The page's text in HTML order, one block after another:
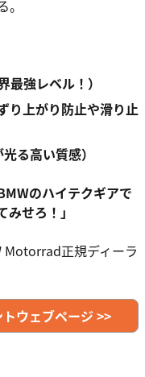
強レベル！）
上がり防止や滑り止
高い質感）
のハイテクギアで
せろ！」
Motorrad正規ディーラ
ウェブページ >>